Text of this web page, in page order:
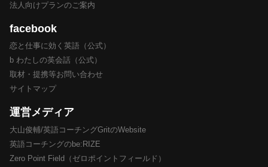
法人向けプランのご案内
facebook
恋と仕事に効く英語（公式）
b わたしの英会話（公式）
取材・提携等お問い合わせ
サイトマップ
運営メディア
大山俊輔/英語コーチングGritのWebsite
英語コーチングのbe:RIZE
Zero Point Field（ゼロポイントフィールド）